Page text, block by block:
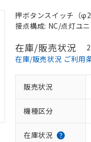
押ボタンスイッチ（
接点構成: NC/点灯ユ
在庫/販売状況
在庫/販売状況 ご利用
販売状況
機種区分
在庫状況